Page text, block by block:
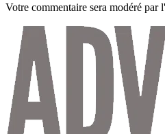
Votre commentaire sera modéré par